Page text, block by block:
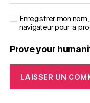
Enregistrer mon
navigateur pour la
Prove your